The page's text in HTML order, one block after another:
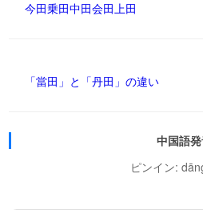
今田乗田中田会田上田
「當田」と「丹田」の違い
中国語
ピンイン: